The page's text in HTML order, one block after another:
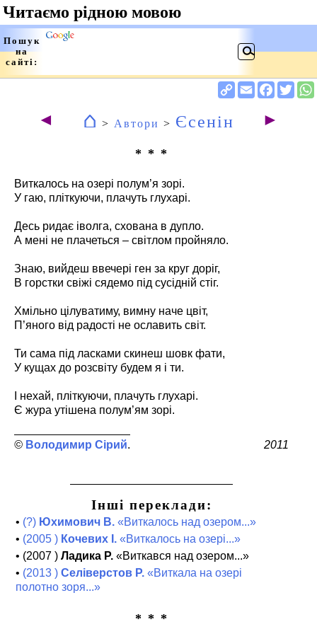
◄ ⌂ > Автори > Єсенін ►
* * *
Виткалось на озері полум’я зорі.
У гаю, пліткуючи, плачуть глухарі.
Десь ридає іволга, схована в дупло.
А мені не плачеться – світлом пройняло.
Знаю, вийдеш ввечері ген за круг доріг,
В горстки свіжі сядемо під сусідній стіг.
Хмільно цілуватиму, вимну наче цвіт,
П’яного від радості не ославить світ.
Ти сама під ласками скинеш шовк фати,
У кущах до розсвіту будем я і ти.
І нехай, пліткуючи, плачуть глухарі.
Є жура утішена полум’ям зорі.
Володимир Сірий 2011
Інші переклади:
• (?) Юхимович В. «Виткалось над озером...»
• (2005 ) Кочевих І. «Виткалось на озері...»
• (2007 ) Ладика Р. «Виткався над озером...»
• (2013 ) Селіверстов Р. «Виткала на озері
полотно зоря...»
* * *